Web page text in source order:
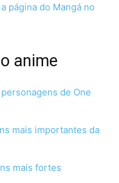
página do Mangá no
anime
de One
mais importantes da
mais fortes